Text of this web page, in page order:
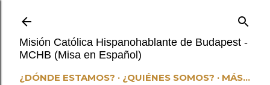
Misión Católica Hispanohablante de Budapest -
MCHB (Misa en Español)
¿DÓNDE ESTAMOS? ¿QUIÉNES SOMOS? MÁS…